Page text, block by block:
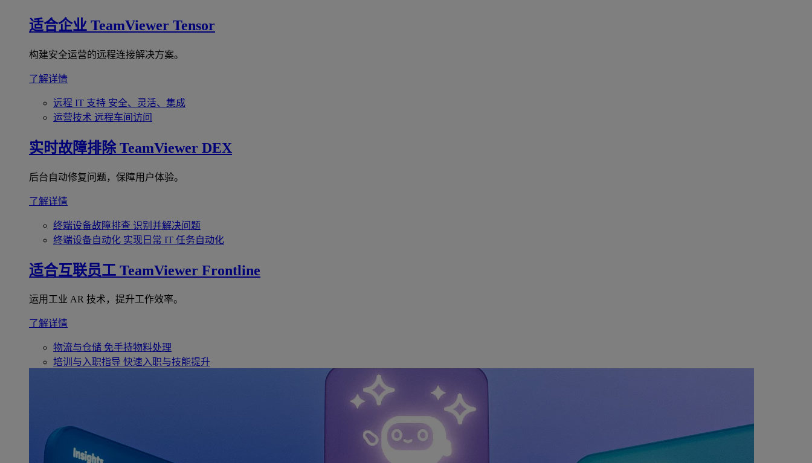
适合企业 TeamViewer Tensor
构建安全运营的远程连接解决方案。
了解详情
远程 IT 支持 安全、灵活、集成
运营技术 远程车间访问
实时故障排除 TeamViewer DEX
后台自动修复问题，保障用户体验。
了解详情
终端设备故障排查 识别并解决问题
终端设备自动化 实现日常 IT 任务自动化
适合互联员工 TeamViewer Frontline
运用工业 AR 技术，提升工作效率。
了解详情
物流与仓储 免手持物料处理
培训与入职指导 快速入职与技能提升